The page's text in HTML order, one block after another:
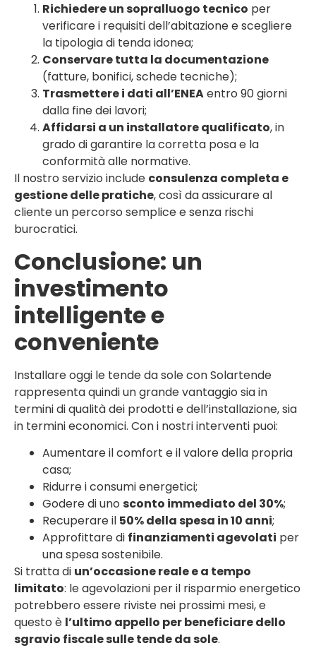
Richiedere un sopralluogo tecnico per
verificare i requisiti dell’abitazione e scegliere
la tipologia di tenda idonea;
Conservare tutta la documentazione
(fatture, bonifici, schede tecniche);
Trasmettere i dati all’ENEAentro 90 giorni
dalla fine dei lavori;
Affidarsi a un installatore qualificato, in
grado di garantire la corretta posa e la
conformità alle normative.
Il nostro servizio include consulenza completa e
gestione delle pratiche, così da assicurare al
cliente un percorso semplice e senza rischi
burocratici.
Conclusione: un
investimento
intelligente e
conveniente
Installare oggi le tende da sole con Solartende
rappresenta quindi un grande vantaggio sia in
termini di qualità dei prodotti e dell’installazione, sia
in termini economici. Con i nostri interventi puoi:
Aumentare il comfort e il valore della propria
casa;
Ridurre i consumi energetici;
Godere di uno sconto immediato del 30%;
Recuperare il 50% della spesa in 10 anni;
Approfittare di finanziamenti agevolati per
una spesa sostenibile.
Si tratta di un’occasione reale e a tempo
limitato: le agevolazioni per il risparmio energetico
potrebbero essere riviste nei prossimi mesi, e
questo è l’ultimo appello per beneficiare dello
sgravio fiscale sulle tende da sole.